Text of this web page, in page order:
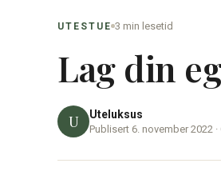
UTESTUE 3 min lesetid
Lag din
U Uteluksus
Publisert 6. november 2022